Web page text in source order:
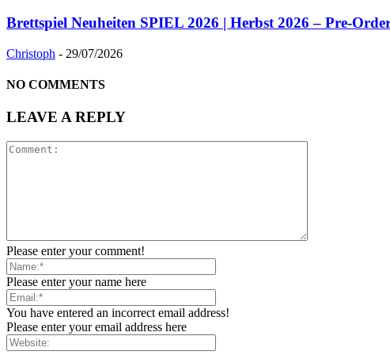
Brettspiel Neuheiten SPIEL 2026 | Herbst 2026 – Pre-
Christoph - 29/07/2026
NO COMMENTS
LEAVE A REPLY
Please enter your comment!
Please enter your name here
You have entered an incorrect email address!
Please enter your email address here